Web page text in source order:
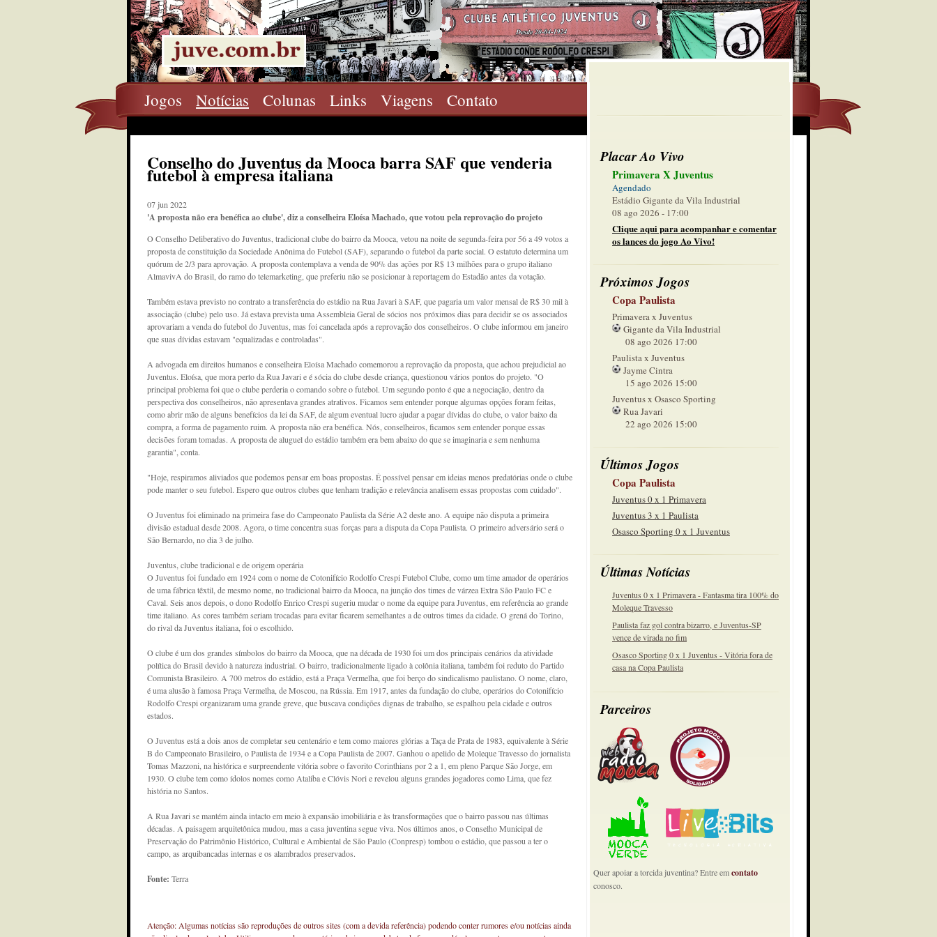
Jogos Notícias Colunas Links Viagens Contato
Placar Ao Vivo
Primavera X Juventus
Agendado
Estádio Gigante da Vila Industrial
08 ago 2026 - 17:00
Clique aqui para acompanhar e comentar
os lances do jogo Ao Vivo!
Próximos Jogos
Copa Paulista
Primavera x Juventus
Gigante da Vila Industrial
08 ago 2026 17:00
Paulista x Juventus
Jayme Cintra
15 ago 2026 15:00
Juventus x Osasco Sporting
Rua Javari
22 ago 2026 15:00
Últimos Jogos
Copa Paulista
Juventus 0 x 1 Primavera
Juventus 3 x 1 Paulista
Osasco Sporting 0 x 1 Juventus
Últimas Notícias
Juventus 0 x 1 Primavera - Fantasma tira 100% do
Moleque Travesso
Paulista faz gol contra bizarro, e Juventus-SP
vence de virada no fim
Osasco Sporting 0 x 1 Juventus - Vitória fora de
casa na Copa Paulista
Parceiros
Quer apoiar a torcida juventina? Entre emcontato
conosco.
Conselho do Juventus da Mooca barra SAF que venderia
futebol à empresa italiana
07 jun 2022
'A proposta não era benéfica ao clube', diz a conselheira Eloísa Machado, que votou pela reprovação do projeto
O Conselho Deliberativo do Juventus, tradicional clube do bairro da Mooca, vetou na noite de segunda-feira por 56 a 49 votos a
proposta de constituição da Sociedade Anônima do Futebol (SAF), separando o futebol da parte social. O estatuto determina um
quórum de 2/3 para aprovação. A proposta contemplava a venda de 90% das ações por R$ 13 milhões para o grupo italiano
AlmavivA do Brasil, do ramo do telemarketing, que preferiu não se posicionar à reportagem do Estadão antes da votação.
Também estava previsto no contrato a transferência do estádio na Rua Javari à SAF, que pagaria um valor mensal de R$ 30 mil à
associação (clube) pelo uso. Já estava prevista uma Assembleia Geral de sócios nos próximos dias para decidir se os associados
aprovariam a venda do futebol do Juventus, mas foi cancelada após a reprovação dos conselheiros. O clube informou em janeiro
que suas dívidas estavam "equalizadas e controladas".
A advogada em direitos humanos e conselheira Eloísa Machado comemorou a reprovação da proposta, que achou prejudicial ao
Juventus. Eloísa, que mora perto da Rua Javari e é sócia do clube desde criança, questionou vários pontos do projeto. "O
principal problema foi que o clube perderia o comando sobre o futebol. Um segundo ponto é que a negociação, dentro da
perspectiva dos conselheiros, não apresentava grandes atrativos. Ficamos sem entender porque algumas opções foram feitas,
como abrir mão de alguns benefícios da lei da SAF, de algum eventual lucro ajudar a pagar dívidas do clube, o valor baixo da
compra, a forma de pagamento ruim. A proposta não era benéfica. Nós, conselheiros, ficamos sem entender porque essas
decisões foram tomadas. A proposta de aluguel do estádio também era bem abaixo do que se imaginaria e sem nenhuma
garantia", conta.
"Hoje, respiramos aliviados que podemos pensar em boas propostas. É possível pensar em ideias menos predatórias onde o clube
pode manter o seu futebol. Espero que outros clubes que tenham tradição e relevância analisem essas propostas com cuidado".
O Juventus foi eliminado na primeira fase do Campeonato Paulista da Série A2 deste ano. A equipe não disputa a primeira
divisão estadual desde 2008. Agora, o time concentra suas forças para a disputa da Copa Paulista. O primeiro adversário será o
São Bernardo, no dia 3 de julho.
Juventus, clube tradicional e de origem operária
O Juventus foi fundado em 1924 com o nome de Cotonifício Rodolfo Crespi Futebol Clube, como um time amador de operários
de uma fábrica têxtil, de mesmo nome, no tradicional bairro da Mooca, na junção dos times de várzea Extra São Paulo FC e
Caval. Seis anos depois, o dono Rodolfo Enrico Crespi sugeriu mudar o nome da equipe para Juventus, em referência ao grande
time italiano. As cores também seriam trocadas para evitar ficarem semelhantes a de outros times da cidade. O grená do Torino,
do rival da Juventus italiana, foi o escolhido.
O clube é um dos grandes símbolos do bairro da Mooca, que na década de 1930 foi um dos principais cenários da atividade
política do Brasil devido à natureza industrial. O bairro, tradicionalmente ligado à colônia italiana, também foi reduto do Partido
Comunista Brasileiro. A 700 metros do estádio, está a Praça Vermelha, que foi berço do sindicalismo paulistano. O nome, claro,
é uma alusão à famosa Praça Vermelha, de Moscou, na Rússia. Em 1917, antes da fundação do clube, operários do Cotonifício
Rodolfo Crespi organizaram uma grande greve, que buscava condições dignas de trabalho, se espalhou pela cidade e outros
estados.
O Juventus está a dois anos de completar seu centenário e tem como maiores glórias a Taça de Prata de 1983, equivalente à Série
B do Campeonato Brasileiro, o Paulista de 1934 e a Copa Paulista de 2007. Ganhou o apelido de Moleque Travesso do jornalista
Tomas Mazzoni, na histórica e surpreendente vitória sobre o favorito Corinthians por 2 a 1, em pleno Parque São Jorge, em
1930. O clube tem como ídolos nomes como Ataliba e Clóvis Nori e revelou alguns grandes jogadores como Lima, que fez
história no Santos.
A Rua Javari se mantém ainda intacto em meio à expansão imobiliária e às transformações que o bairro passou nas últimas
décadas. A paisagem arquitetônica mudou, mas a casa juventina segue viva. Nos últimos anos, o Conselho Municipal de
Preservação do Patrimônio Histórico, Cultural e Ambiental de São Paulo (Conpresp) tombou o estádio, que passou a ter o
campo, as arquibancadas internas e os alambrados preservados.
Fonte: Terra
Atenção: Algumas notícias são reproduções de outros sites (com a devida referência) podendo conter rumores e/ou notícias ainda